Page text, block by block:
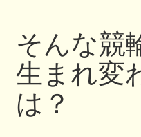
そんな競
生まれ変
は？